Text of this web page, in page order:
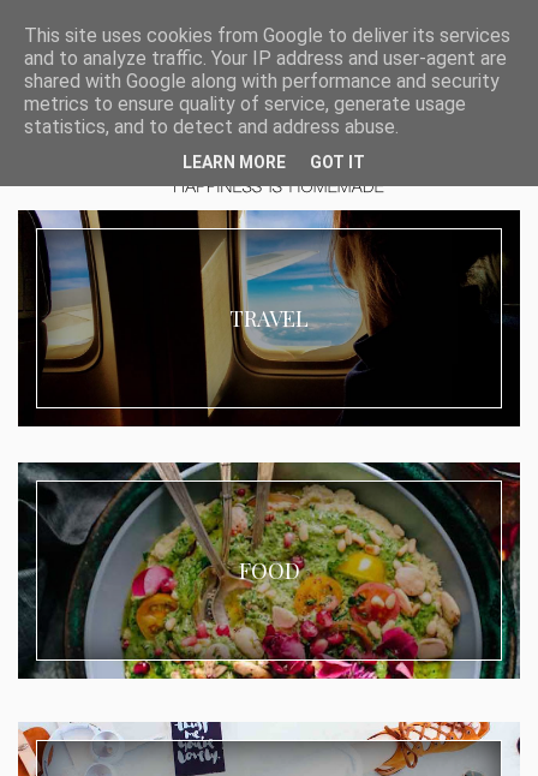
TRAVEL
FOOD
This site uses cookies from Google to deliver its services
and to analyze traffic. Your IP address and user-agent are
shared with Google along with performance and security
metrics to ensure quality of service, generate usage
statistics, and to detect and address abuse.
LEARN MORE GOT IT